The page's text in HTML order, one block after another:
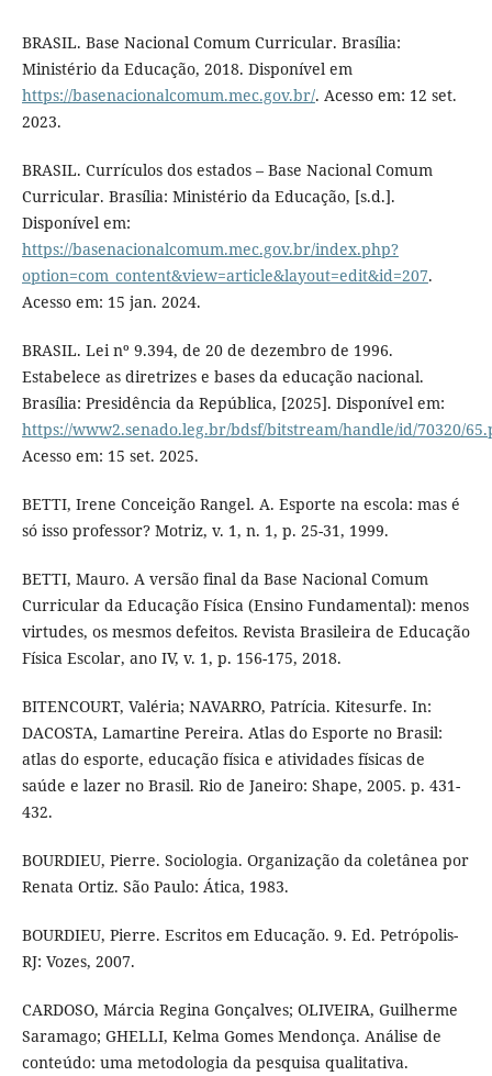
BRASIL. Base Nacional Comum Curricular. Brasília:
Ministério da Educação, 2018. Disponível em
https://basenacionalcomum.mec.gov.br/. Acesso em: 12 set.
2023.
BRASIL. Currículos dos estados – Base Nacional Comum
Curricular. Brasília: Ministério da Educação, [s.d.].
Disponível em:
https://basenacionalcomum.mec.gov.br/index.php?
option=com_content&view=article&layout=edit&id=207.
Acesso em: 15 jan. 2024.
BRASIL. Lei nº 9.394, de 20 de dezembro de 1996.
Estabelece as diretrizes e bases da educação nacional.
Brasília: Presidência da República, [2025]. Disponível em:
https://www2.senado.leg.br/bdsf/bitstream/handle/id/70320/
Acesso em: 15 set. 2025.
BETTI, Irene Conceição Rangel. A. Esporte na escola: mas é
só isso professor? Motriz, v. 1, n. 1, p. 25-31, 1999.
BETTI, Mauro. A versão final da Base Nacional Comum
Curricular da Educação Física (Ensino Fundamental): menos
virtudes, os mesmos defeitos. Revista Brasileira de Educação
Física Escolar, ano IV, v. 1, p. 156-175, 2018.
BITENCOURT, Valéria; NAVARRO, Patrícia. Kitesurfe. In:
DACOSTA, Lamartine Pereira. Atlas do Esporte no Brasil:
atlas do esporte, educação física e atividades físicas de
saúde e lazer no Brasil. Rio de Janeiro: Shape, 2005. p. 431-
432.
BOURDIEU, Pierre. Sociologia. Organização da coletânea por
Renata Ortiz. São Paulo: Ática, 1983.
BOURDIEU, Pierre. Escritos em Educação. 9. Ed. Petrópolis-
RJ: Vozes, 2007.
CARDOSO, Márcia Regina Gonçalves; OLIVEIRA, Guilherme
Saramago; GHELLI, Kelma Gomes Mendonça. Análise de
conteúdo: uma metodologia da pesquisa qualitativa.